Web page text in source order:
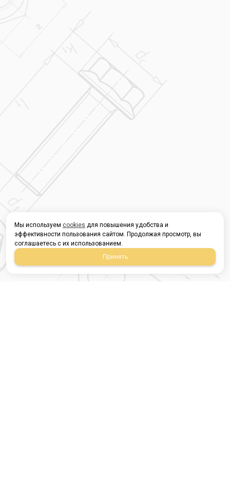
Мы используем cookies для повышения удобства и
эффективности пользования сайтом. Продолжая просмотр, вы
соглашаетесь с их использованием.
Принять